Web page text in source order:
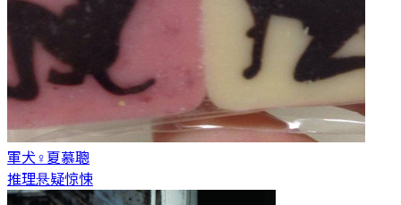
軍犬♀ 夏慕聰
推理悬疑惊悚